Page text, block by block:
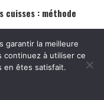
cuisses : méthode
rituel qui a changé
garantir la meilleure
continuez à utiliser ce
en êtes satisfait.